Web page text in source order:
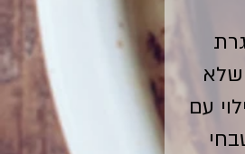
שלא
עם